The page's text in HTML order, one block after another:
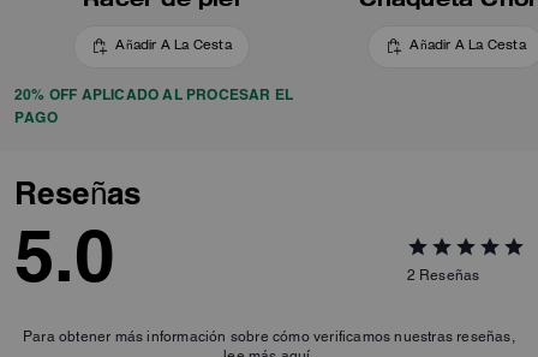
Añadir A La Cesta
20% OFF APLICADO AL PROCESAR EL
PAGO
Añadir A La Cesta
Reseñas
5.0 2 Reseñas
Para obtener más información sobre cómo verificamos nuestras reseñas,